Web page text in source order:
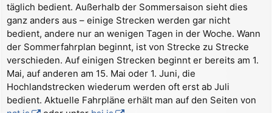
täglich bedient. Außerhalb der Sommersaison sieht dies
ganz anders aus – einige Strecken werden gar nicht
bedient, andere nur an wenigen Tagen in der Woche. Wann
der Sommerfahrplan beginnt, ist von Strecke zu Strecke
verschieden. Auf einigen Strecken beginnt er bereits am 1.
Mai, auf anderen am 15. Mai oder 1. Juni, die
Hochlandstrecken wiederum werden oft erst ab Juli
bedient. Aktuelle Fahrpläne erhält man auf den Seiten von